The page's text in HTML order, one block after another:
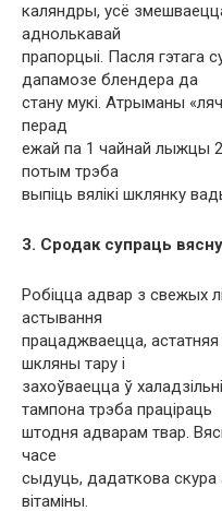
каляндры, усё
аднолькавай
прапорцыі. Пасля гэтага
дапамозе блендера да
стану мукі. Атрыманы
перад
ежай па 1 чайнай лыжцы
потым трэба
выпіць вялікі шклянку
3. Сродак супраць
Робіцца адвар з свежых
астывання
працаджваецца,
шкляны тару і
захоўваецца ў
тампона трэба праціраць
штодня адварам твар.
часе
сыдуць, дадаткова
вітаміны.